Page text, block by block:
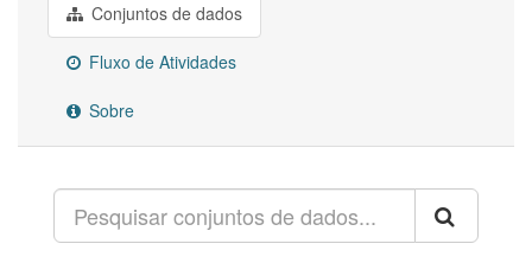
Conjuntos de dados
Fluxo de Atividades
Sobre